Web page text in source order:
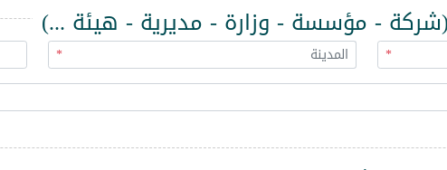
- مؤسسة - وزارة - مديرية - هيئة ...)
*
*